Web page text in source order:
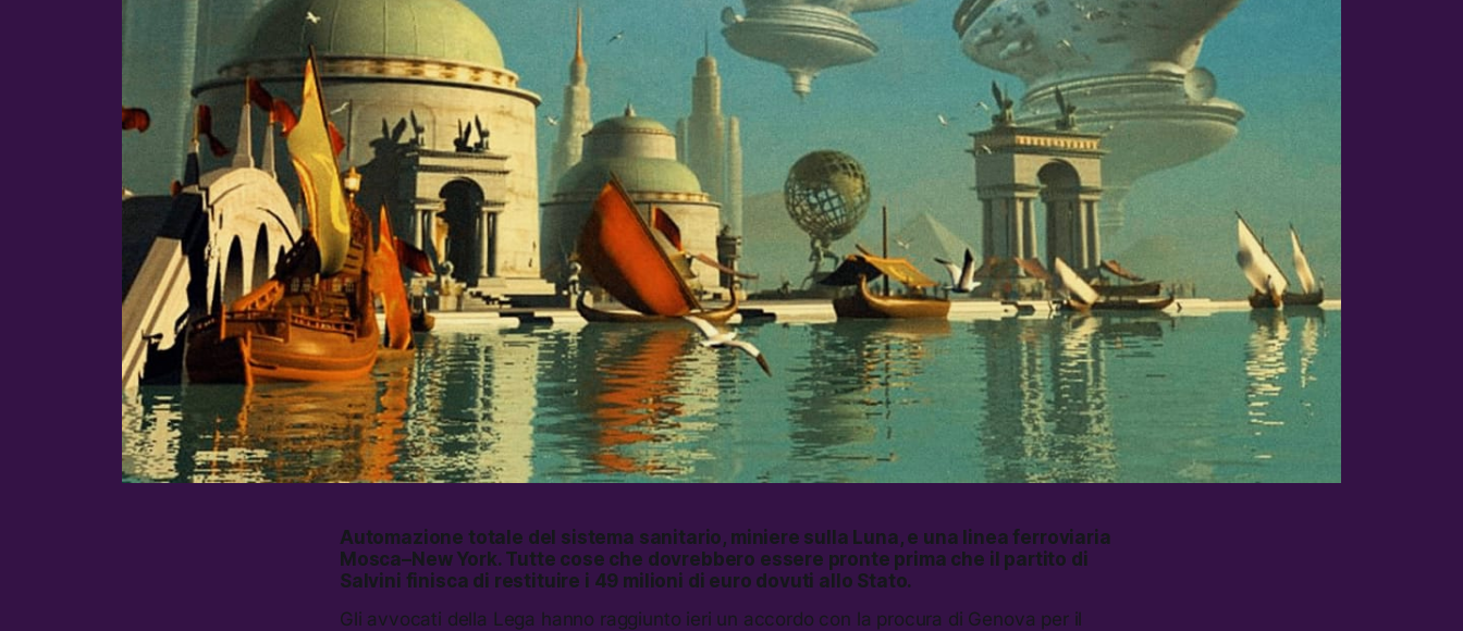
Automazione totale del sistema sanitario, miniere sulla Luna, e una linea ferroviaria
Mosca–New York. Tutte cose che dovrebbero essere pronte prima che il partito di
Salvini finisca di restituire i 49 milioni di euro dovuti allo Stato.
Gli avvocati della Lega hanno raggiunto ieri un accordo con la procura di Genova per il